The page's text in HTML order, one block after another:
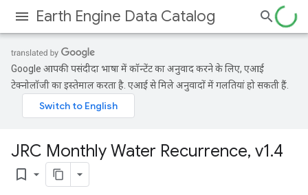
Earth Engine Data Catalog
Google आपकी पसंदीदा भाषा में कॉन्टेंट का अनुवाद करने के लिए, एआई
टेक्नोलॉजी का इस्तेमाल करता है. एआई से मिले अनुवादों में गलतियां हो सकती हैं.
JRC Monthly Water Recurrence, v1.4
bookmark_border